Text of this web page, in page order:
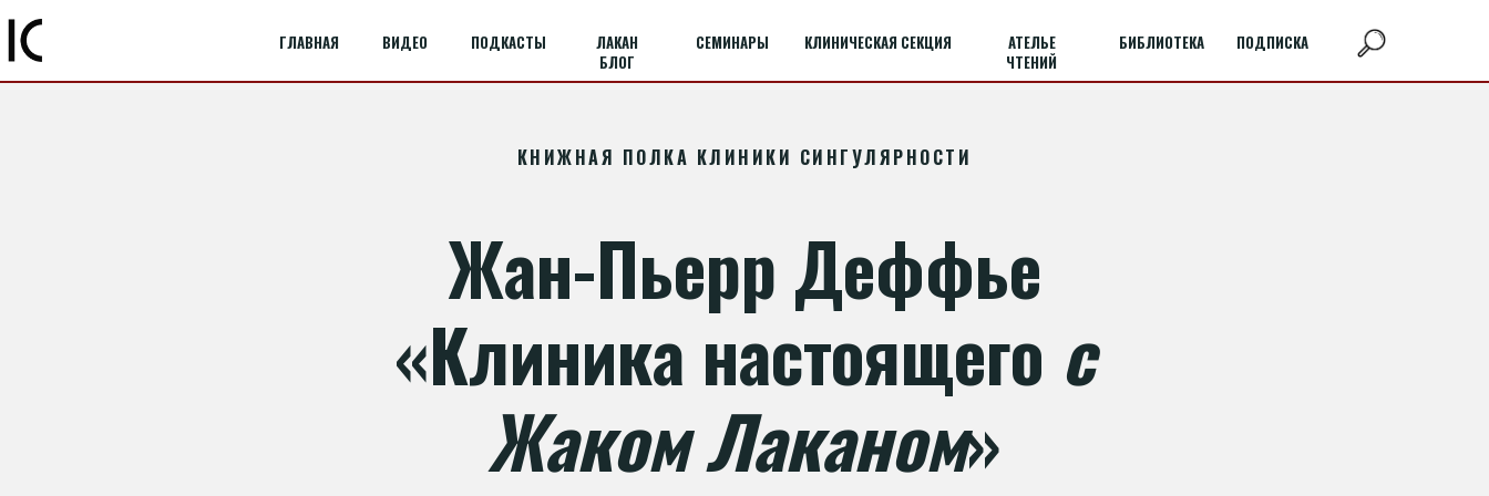
ЛАКАН
БЛОГ
КЛИНИЧЕСКАЯ СЕКЦИЯ
СЕМИНАРЫ ПОДПИСКА
БИБЛИОТЕКА
АТЕЛЬЕ
ЧТЕНИЙ
ГЛАВНАЯ ПОДКАСТЫ
ВИДЕО
КНИЖНАЯ ПОЛКА КЛИНИКИ СИНГУЛЯРНОСТИ
Жан-Пьерр Деффье
«Клиника настоящего с
Жаком Лаканом»